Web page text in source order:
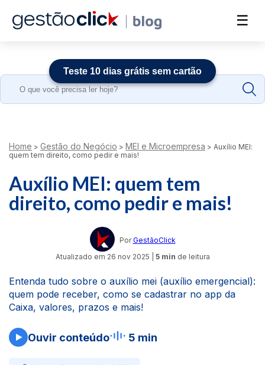
☰
Search
Home > Gestão do Negócio > MEI e Microempresa > Auxílio MEI:
quem tem direito, como pedir e mais!
Auxílio MEI: quem tem
direito, como pedir e mais!
Por GestãoClick
Atualizado em 26 nov 2025 5 min de leitura
Entenda tudo sobre o auxílio mei (auxílio emergencial):
quem pode receber, como se cadastrar no app da
Caixa, valores, prazos e mais!
Ouvir conteúdo 5 min
Teste 10 dias grátis sem cartão